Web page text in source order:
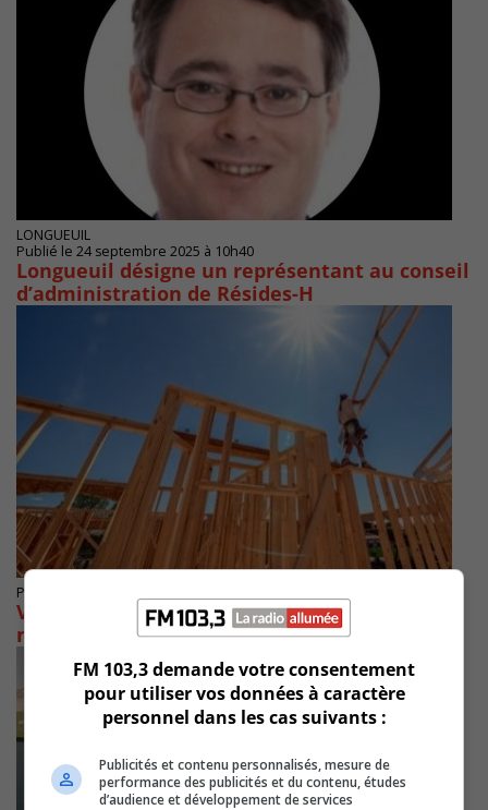
LONGUEUIL
Publié le 24 septembre 2025 à 10h40
Longueuil désigne un représentant au conseil
d’administration de Résides-H
Publié le 22 septembre 2025 à 16h00
Varennes annonce la construction de 35
nouveaux logements sociaux
FM 103,3 demande votre consentement
pour utiliser vos données à caractère
personnel dans les cas suivants :
Publicités et contenu personnalisés, mesure de
performance des publicités et du contenu, études
d’audience et développement de services